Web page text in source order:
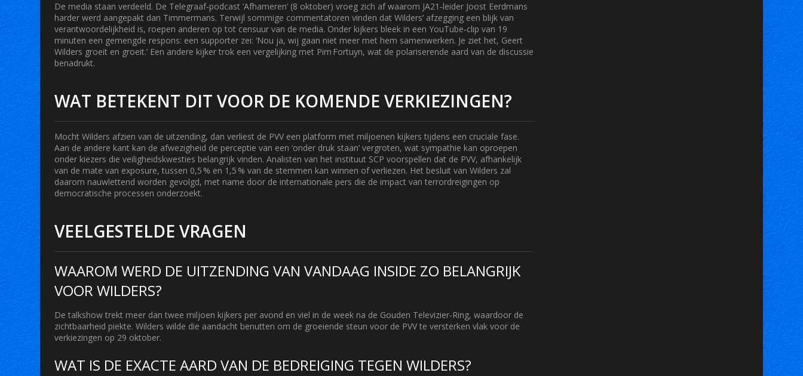
De media staan verdeeld. De Telegraaf‑podcast ‘Afhameren’ (8 oktober) vroeg zich af waarom JA21‑leider Joost Eerdmans
harder werd aangepakt dan Timmermans. Terwijl sommige commentatoren vinden dat Wilders’ afzegging een blijk van
verantwoordelijkheid is, roepen anderen op tot censuur van de media. Onder kijkers bleek in een YouTube‑clip van 19
minuten een gemengde respons: een supporter zei: ‘Nou ja, wij gaan niet meer met hem samenwerken. Je ziet het, Geert
Wilders groeit en groeit.’ Een andere kijker trok een vergelijking met Pim Fortuyn, wat de polariserende aard van de discussie
benadrukt.
WAT BETEKENT DIT VOOR DE KOMENDE VERKIEZINGEN?
Mocht Wilders afzien van de uitzending, dan verliest de PVV een platform met miljoenen kijkers tijdens een cruciale fase.
Aan de andere kant kan de afwezigheid de perceptie van een ‘onder druk staan’ vergroten, wat sympathie kan oproepen
onder kiezers die veiligheidskwesties belangrijk vinden. Analisten van het instituut SCP voorspellen dat de PVV, afhankelijk
van de mate van exposure, tussen 0,5 % en 1,5 % van de stemmen kan winnen of verliezen. Het besluit van Wilders zal
daarom nauwlettend worden gevolgd, met name door de internationale pers die de impact van terrordreigingen op
democratische processen onderzoekt.
VEELGESTELDE VRAGEN
WAAROM WERD DE UITZENDING VAN VANDAAG INSIDE ZO BELANGRIJK
VOOR WILDERS?
De talkshow trekt meer dan twee miljoen kijkers per avond en viel in de week na de Gouden Televizier‑Ring, waardoor de
zichtbaarheid piekte. Wilders wilde die aandacht benutten om de groeiende steun voor de PVV te versterken vlak voor de
verkiezingen op 29 oktober.
WAT IS DE EXACTE AARD VAN DE BEDREIGING TEGEN WILDERS?